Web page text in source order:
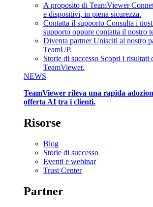
A proposito di TeamViewer
e dispositivi, in piena sicurezza.
Contatta il supporto Consulta i
supporto oppure contatta il nostro
Diventa partner Unisciti al nostro
TeamUP.
Storie di successo Scopri i risultati
TeamViewer.
NEWS
TeamViewer rileva una rapida
offerta AI tra i clienti.
Risorse
Blog
Storie di successo
Eventi e webinar
Trust Center
Partner